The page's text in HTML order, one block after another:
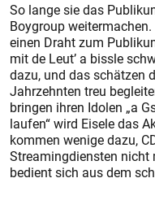
So lange sie das
Boygroup
einen Draht zum
mit de Leut’ a bissle
dazu, und das schätzen
Jahrzehnten treu
bringen ihren Idolen „a
laufen“ wird Eisele das
kommen wenige dazu,
Streamingdiensten nicht
bedient sich aus dem